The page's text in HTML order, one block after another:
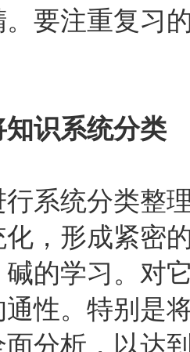
要注重复习
识系统分类
统分类整理
，形成紧密
的学习。对
通性。特别是
分析，以达